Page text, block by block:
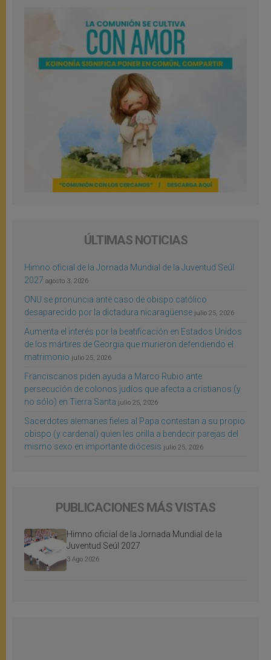
ÚLTIMAS NOTICIAS
Himno oficial de la Jornada Mundial de la Juventud Seúl
2027 agosto 3, 2026
ONU se pronuncia ante caso de obispo católico
desaparecido por la dictadura nicaragüense julio 25, 2026
Aumenta el interés por la beatificación en Estados Unidos
de los mártires de Georgia que murieron defendiendo el
matrimonio julio 25, 2026
Franciscanos piden ayuda a Marco Rubio ante
persecución de colonos judíos que afecta a cristianos (y
no sólo) en Tierra Santa julio 25, 2026
Sacerdotes alemanes fieles al Papa contestan a su propio
obispo (y cardenal) quien les orilla a bendecir parejas del
mismo sexo en importante diócesis julio 25, 2026
PUBLICACIONES MÁS VISTAS
Himno oficial de la Jornada Mundial de la
Juventud Seúl 2027
3 Ago 2026